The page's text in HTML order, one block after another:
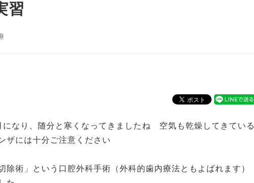
習
になり、随分と寒くなってきましたね 空気も乾燥してきている
ザには十分ご注意ください
除術」という口腔外科手術（外科的歯内療法ともよばれます）